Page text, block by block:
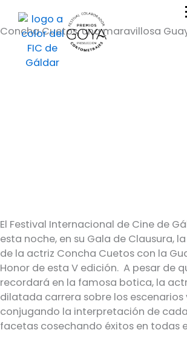
contenido
Concha Cuetos, una maravillosa
El Festival Internacional de Cine de
esta noche, en su Gala de Clausura,
de la actriz Concha Cuetos con la
Honor de esta V edición. A pesar de
recordará en la famosa botica, la
dilatada carrera sobre los escenarios
conjugando la interpretación de
facetas cosechando éxitos en todas